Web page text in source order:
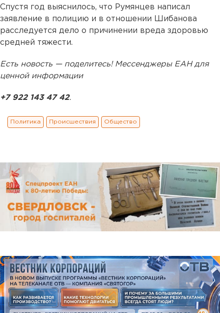
Спустя год выяснилось, что Румянцев написал
заявление в полицию и в отношении Шибанова
расследуется дело о причинении вреда здоровью
средней тяжести.
Есть новость — поделитесь! Мессенджеры ЕАН для
ценной информации
+7 922 143 47 42.
Политика Происшествия Общество